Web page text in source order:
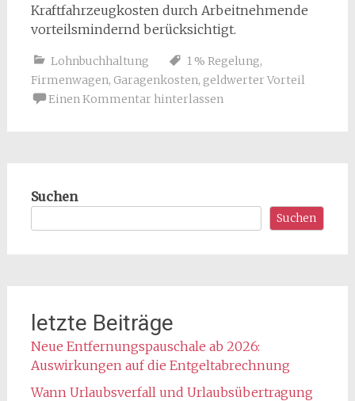
Kraftfahrzeugkosten durch Arbeitnehmende
vorteilsmindernd berücksichtigt.
Lohnbuchhaltung 1 % Regelung,
Firmenwagen, Garagenkosten, geldwerter Vorteil
Einen Kommentar hinterlassen
Suchen
Suchen
letzte Beiträge
Neue Entfernungspauschale ab 2026:
Auswirkungen auf die Entgeltabrechnung
Wann Urlaubsverfall und Urlaubsübertragung